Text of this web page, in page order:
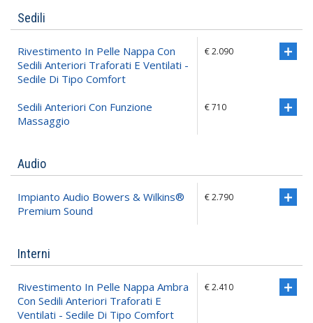
Sedili
Rivestimento In Pelle Nappa Con
Sedili Anteriori Traforati E Ventilati -
Sedile Di Tipo Comfort
€ 2.090
Sedili Anteriori Con Funzione
Massaggio
€ 710
Audio
Impianto Audio Bowers & Wilkins®
Premium Sound
€ 2.790
Interni
Rivestimento In Pelle Nappa Ambra
Con Sedili Anteriori Traforati E
Ventilati - Sedile Di Tipo Comfort
€ 2.410